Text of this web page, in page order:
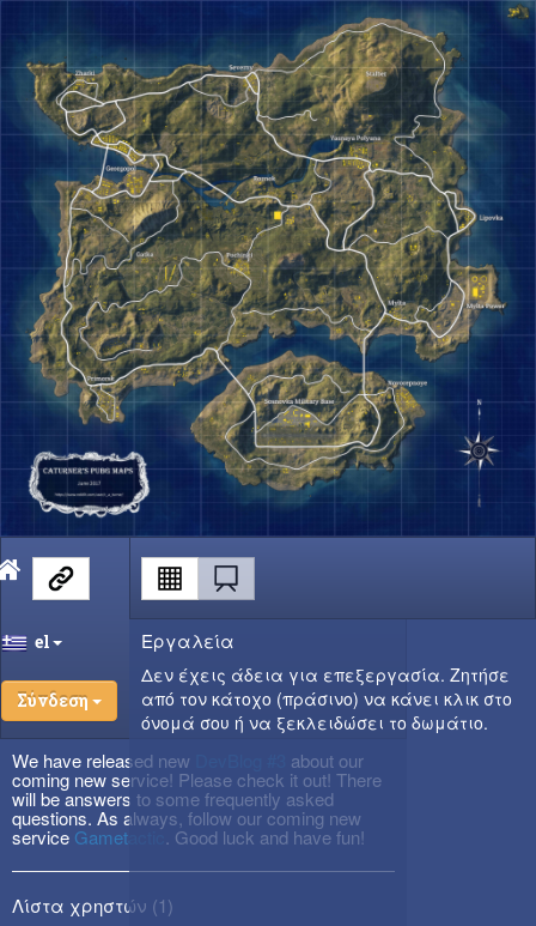
el
Σύνδεση
We have released new about our
coming new service! Please check it out! There
will be answers to some frequently asked
questions. As always, follow our coming new
service Gametactic. Good luck and have fun!
Λίστα χρηστών (1)
Εργαλεία
Δεν έχεις άδεια για επεξεργασία. Ζητήσε
από τον κάτοχο (πράσινο) να κάνει κλικ στο
όνομά σου ή να ξεκλειδώσει το δωμάτιο.